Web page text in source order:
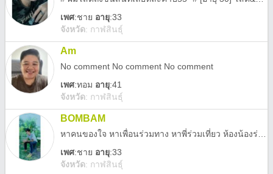
เพศ:ชาย อายุ:33
จังหวัด: กาฬสินธุ์
Am
No comment No comment No comment
เพศ:ทอม อายุ:41
จังหวัด: กาฬสินธุ์
BOMBAM
เพศ:ชาย อายุ:33
จังหวัด: กาฬสินธุ์